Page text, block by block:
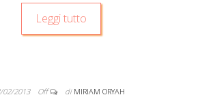
Leggi tutto
02/2013 Off di MIRIAM ORYAH